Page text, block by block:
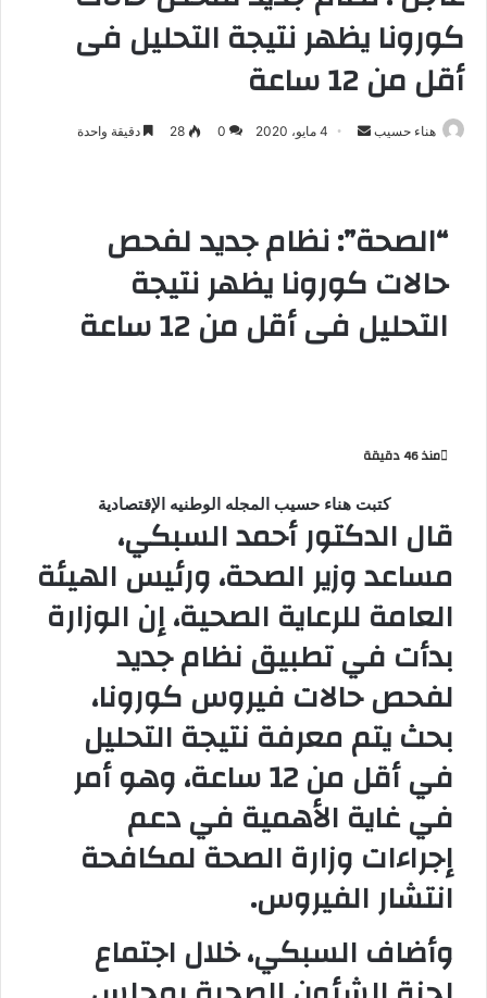
كورونا يظهر نتيجة التحليل فى
أقل من 12 ساعة
هناء حسيب
ب
ي
ي
ا
4 مايو، 2020 0
28 دقيقة واحدة
“الصحة”: نظام جديد لفحص
حالات كورونا يظهر نتيجة
التحليل فى أقل من 12 ساعة
منذ 46 دقيقة
كتبت هناء حسيب المجله الوطنيه الإقتصادية
قال الدكتور أحمد السبكي،
مساعد وزير الصحة، ورئيس الهيئة
العامة للرعاية الصحية، إن الوزارة
بدأت في تطبيق نظام جديد
لفحص حالات فيروس كورونا،
بحث يتم معرفة نتيجة التحليل
في أقل من 12 ساعة، وهو أمر
في غاية الأهمية في دعم
إجراءات وزارة الصحة لمكافحة
انتشار الفيروس.
وأضاف السبكي، خلال اجتماع